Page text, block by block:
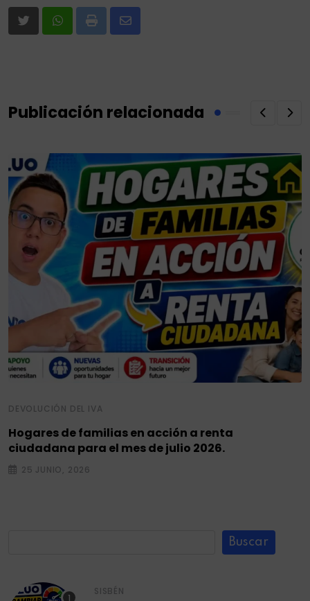
Print
Share
Publicación relacionada
DEVOLUCIÓN DEL IVA
Hogares de familias en acción a renta
ciudadana para el mes de julio 2026.
25 JUNIO, 2026
Buscar
SISBÉN